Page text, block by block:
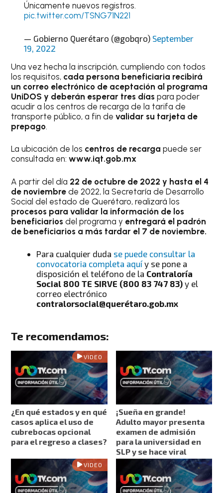
Únicamente nuevos registros.
pic.twitter.com/TSNG71N221
— Gobierno Querétaro (@gobqro) September
19, 2022
Una vez hecha la inscripción, cumpliendo con todos
los requisitos, cada persona beneficiaria recibirá
un correo electrónico de aceptación al programa
UniDOS y deberán esperar tres días para poder
acudir a los centros de recarga de la tarifa de
transporte público, a fin devalidar su tarjeta de
prepago.
La ubicación de los centros de recargapuede ser
consultada en:www.iqt.gob.mx
A partir del día 22 de octubre de 2022 y hasta el 4
de noviembre de 2022, la Secretaría de Desarrollo
Social del estado de Querétaro, realizará los
procesos para validar la información de los
beneficiarios del programa y entregará el padrón
de beneficiarios a más tardar el 7 de noviembre.
Para cualquier duda se puede consultar la
convocatoria completa aquíy se pone a
disposición el teléfono de la Contraloría
Social 800 TE SIRVE (800 83 747 83) y el
correo electrónico
contralorsocial@querétaro.gob.mx
Te recomendamos:
VIDEO
¿En qué estados y en qué
casos aplica el uso de
cubrebocas opcional
para el regreso a clases?
¡Sueña en grande!
Adulto mayor presenta
examen de admisión
para la universidad en
SLP y se hace viral
VIDEO